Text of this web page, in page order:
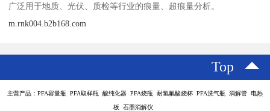
广泛用于地质、光伏、质检等行业的痕量、超痕量分析。
m.rnk004.b2b168.com
Top
主营产品：PFA容量瓶 PFA取样瓶 酸纯化器 PFA烧瓶 耐氢氟酸烧杯 PFA洗气瓶 消解管 电热
板 石墨消解仪